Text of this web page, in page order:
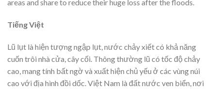
areas and share to reduce their huge loss after the floods.
Tiếng Việt
Lũ lụt là hiện tượng ngập lụt, nước chảy xiết có khả năng
cuốn trôi nhà cửa, cây cối. Thông thường lũ có tốc độ chảy
cao, mang tính bất ngờ và xuất hiện chủ yếu ở các vùng núi
cao với địa hình đồi dốc. Việt Nam là đất nước ven biển, nơi